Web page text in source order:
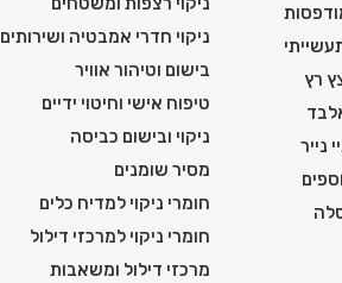
רץ
נייר
ניקוי חדרי אמבטיה ושירותים
בישום וטיהור אוויר
טיפוח אישי וחיטוי ידיים
ניקוי ובישום כביסה
מסיר שומנים
חומרי ניקוי למדיח כלים
חומרי ניקוי למרכזי דילול
מרכזי דילול ומשאבות